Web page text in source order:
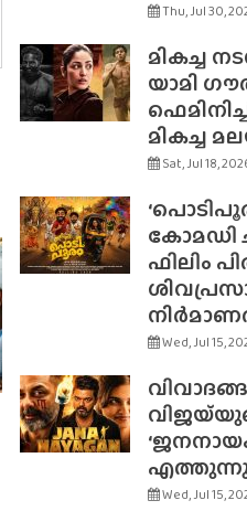
Thu, Jul 30,
മികച്ച
യാമി
മികച്ച
Sat, Jul 18,
കോമഡി
ഫിലിം
Wed, Jul 15,
എത്തുന്നു,
Wed, Jul 15,